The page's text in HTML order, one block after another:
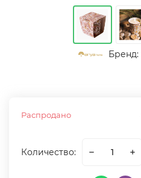
Бренд:
Распродано
Количество: